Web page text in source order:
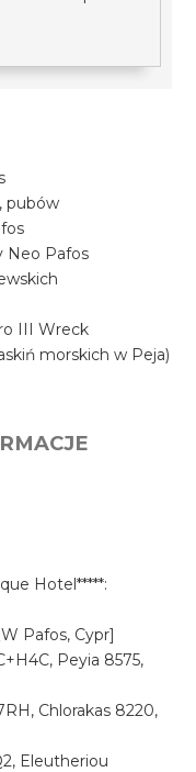
pubów
Neo Pafos
III Wreck
morskich w Peja)
Hotel*****:
Pafos, Cypr]
Peyia 8575,
Chlorakas 8220,
Eleutheriou